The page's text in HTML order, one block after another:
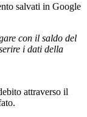
salvati in Google
con il saldo del
i dati della
attraverso il